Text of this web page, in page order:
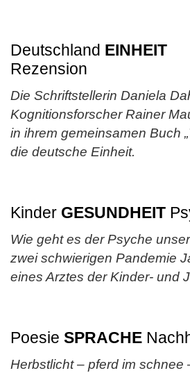
Deutschland EINHEIT
Rezension
Die Schriftstellerin Daniela
Kognitionsforscher Rainer
in ihrem gemeinsamen Buch
die deutsche Einheit.
Kinder GESUNDHEIT
Wie geht es der Psyche
zwei schwierigen Pandemie
eines Arztes der Kinder- und
Poesie SPRACHE
Herbstlicht – pferd im schnee